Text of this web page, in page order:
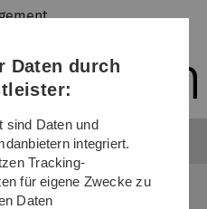
Direkt
Direkt
Direkt
(Sprache,
Drucken,
Media)
Direkt
Direkt
Daten durch
sind Daten und
integriert.
Tracking-
für eigene Zwecke zu
Daten